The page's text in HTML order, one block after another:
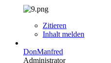
Zitieren
Inhalt melden
DonManfred
Administrator